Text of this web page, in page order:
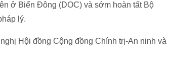
ở Biển Đông (DOC) và sớm hoàn tất Bộ
lý.
Hội đồng Cộng đồng Chính trị-An ninh và